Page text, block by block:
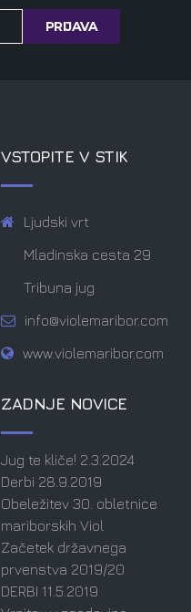
VSTOPITE V STIK
Ljudski vrt
Mladinska cesta 29
Tribuna jug
info@violemaribor.com
www.violemaribor.com
ZADNJE NOVICE
Jug te kliče! 2.3.2024
Derbi 28.9.2019
Obeležitev 30. obletnice
mariborskih Viol
Začetek državnega
prvenstva 2019/20
DERBI 11.5.2019